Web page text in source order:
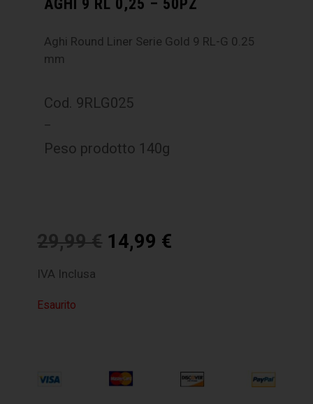
AGHI 9 RL 0,25 – 50PZ
Aghi Round Liner Serie Gold 9 RL-G 0.25
mm
Cod. 9RLG025
–
Peso prodotto 140g
29,99€ 14,99 €
IVA Inclusa
Esaurito